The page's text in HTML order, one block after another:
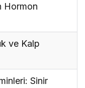
Hormon
ve Kalp
Sinir